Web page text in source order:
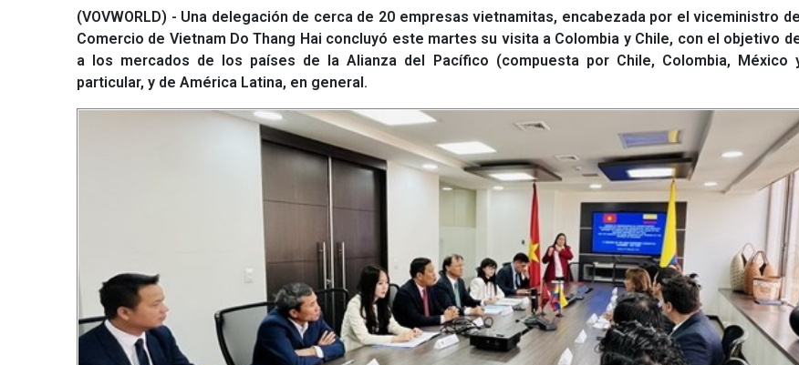
(VOVWORLD) - Una delegación de cerca de 20 empresas vietnamitas, encabezada por el viceministro
Comercio de Vietnam Do Thang Hai concluyó este martes su visita a Colombia y Chile, con el objetivo
a los mercados de los países de la Alianza del Pacífico (compuesta por Chile, Colombia, México
particular, y de América Latina, en general.